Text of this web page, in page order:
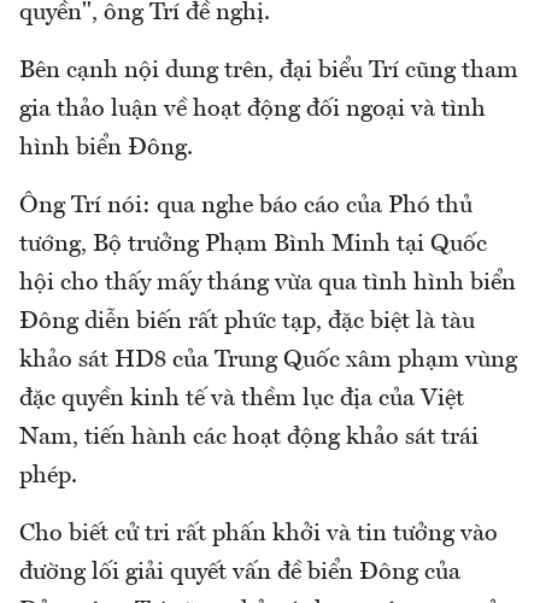
quyền", ông Trí đề nghị.
Bên cạnh nội dung trên, đại biểu Trí cũng tham
gia thảo luận về hoạt động đối ngoại và tình
hình biển Đông.
Ông Trí nói: qua nghe báo cáo của Phó thủ
tướng, Bộ trưởng Phạm Bình Minh tại Quốc
hội cho thấy mấy tháng vừa qua tình hình biển
Đông diễn biến rất phức tạp, đặc biệt là tàu
khảo sát HD8 của Trung Quốc xâm phạm vùng
đặc quyền kinh tế và thềm lục địa của Việt
Nam, tiến hành các hoạt động khảo sát trái
phép.
Cho biết cử tri rất phấn khởi và tin tưởng vào
đường lối giải quyết vấn đề biển Đông của